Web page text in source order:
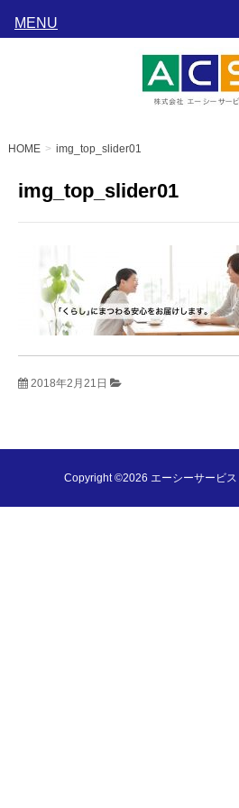
HOME img_top_slider01
img_top_slider01
2018年2月21日
Copyright ©2026 エーシーサービス
MENU